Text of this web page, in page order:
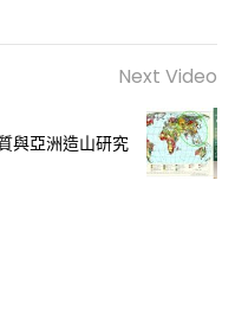
Next Video
與亞洲造山研究